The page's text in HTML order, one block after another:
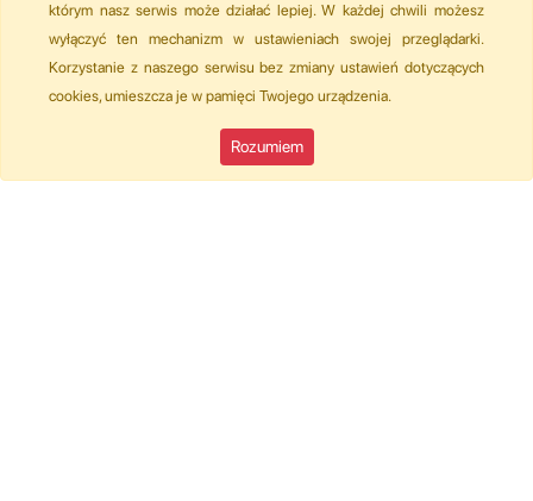
którym nasz serwis może działać lepiej. W każdej chwili możesz
wyłączyć ten mechanizm w ustawieniach swojej przeglądarki.
Korzystanie z naszego serwisu bez zmiany ustawień dotyczących
cookies, umieszcza je w pamięci Twojego urządzenia.
Rozumiem